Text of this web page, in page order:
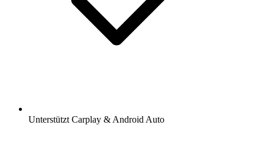
Unterstützt Carplay & Android Auto